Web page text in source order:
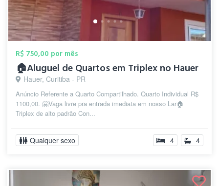
R$ 750,00 por mês
🏠Aluguel de Quartos em Triplex no Hauer
Hauer, Curitiba - PR
Anúncio Referente a Quarto Compartilhado. Quarto Individual R$
1100,00. 🤗Vaga livre pra entrada imediata em nosso Lar🏠
Triplex de alto padrão Con...
Qualquer sexo 4 4